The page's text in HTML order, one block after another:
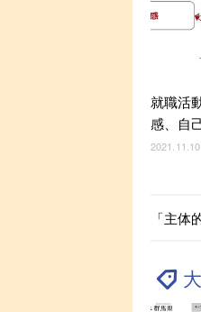
就職活
感、自
「主体